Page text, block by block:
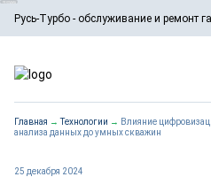
Русь-Турбо - обслуживание и ремонт
ООО «Русь-Турбо» занимается
турбин, комплексным
техническим обслуживанием
работают на нефтегазовых,
металлургических и других
Реклама. ООО «Русь-Турбо»,
erid: F7NfYUJCUneVdwPs4znf
Главная →Технологии → Влияние
анализа данных до умных скважин
25 декабря 2024